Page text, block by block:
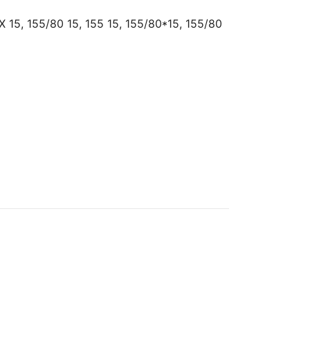
15, 155/80 15, 155 15, 155/80*15, 155/80